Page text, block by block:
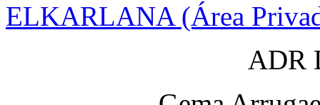
ELKARLANA (Área
ADR